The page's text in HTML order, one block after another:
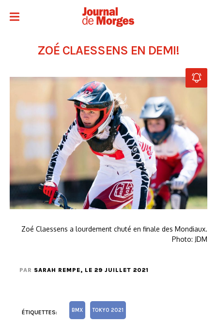
ZOÉ CLAESSENS EN DEMI!
Zoé Claessens a lourdement chuté en finale des Mondiaux.
Photo: JDM
PAR SARAH REMPE, LE 29 JUILLET 2021
ÉTIQUETTES: BMX TOKYO 2021